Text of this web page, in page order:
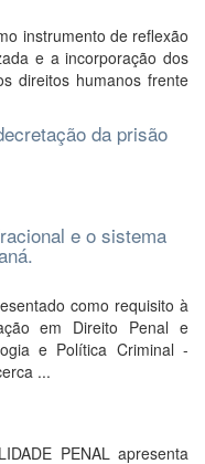
instrumento de reflexão
e a incorporação dos
direitos humanos frente
da prisão
e o sistema
como requisito à
em Direito Penal e
e Política Criminal -
...
PENAL apresenta